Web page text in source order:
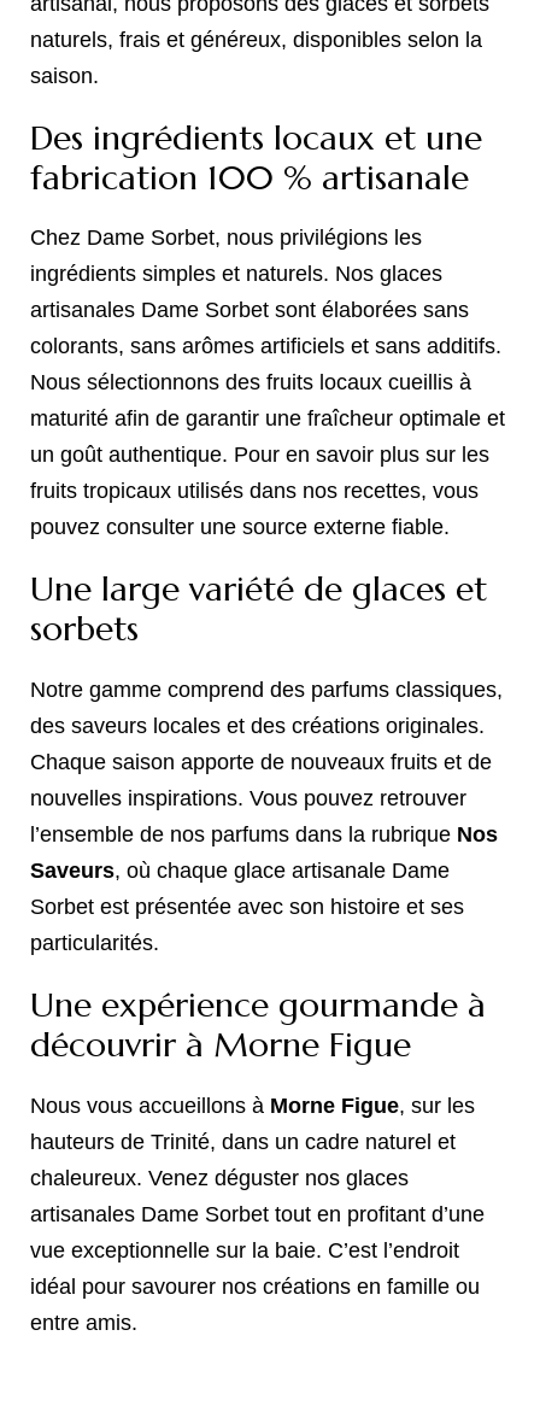
naturels, frais et généreux, disponibles selon la
saison.
Des ingrédients locaux et une
fabrication 100 % artisanale
Chez Dame Sorbet, nous privilégions les
ingrédients simples et naturels. Nos glaces
artisanales Dame Sorbet sont élaborées sans
colorants, sans arômes artificiels et sans additifs.
Nous sélectionnons des fruits locaux cueillis à
maturité afin de garantir une fraîcheur optimale et
un goût authentique. Pour en savoir plus sur les
fruits tropicaux utilisés dans nos recettes, vous
pouvez consulter une source externe fiable.
Une large variété de glaces et
sorbets
Notre gamme comprend des parfums classiques,
des saveurs locales et des créations originales.
Chaque saison apporte de nouveaux fruits et de
nouvelles inspirations. Vous pouvez retrouver
l’ensemble de nos parfums dans la rubrique Nos
Saveurs, où chaque glace artisanale Dame
Sorbet est présentée avec son histoire et ses
particularités.
Une expérience gourmande à
découvrir à Morne Figue
Nous vous accueillons à Morne Figue, sur les
hauteurs de Trinité, dans un cadre naturel et
chaleureux. Venez déguster nos glaces
artisanales Dame Sorbet tout en profitant d’une
vue exceptionnelle sur la baie. C’est l’endroit
idéal pour savourer nos créations en famille ou
entre amis.